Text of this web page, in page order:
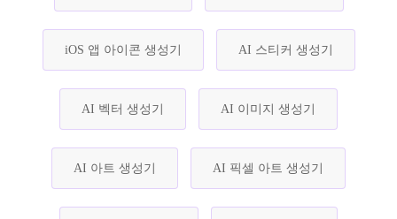
iOS 앱 아이콘 생성기 AI 스티커 생성기
AI 벡터 생성기 AI 이미지 생성기
AI 아트 생성기 AI 픽셀 아트 생성기